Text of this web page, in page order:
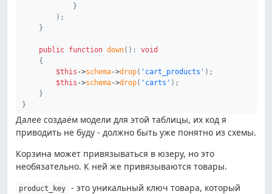
}
) ;
}
public function down( ) :
void
{
$this ->schema->drop( 'cart_products' ) ;
$this ->schema->drop( 'carts' ) ;
}
}
Далее создаём модели для этой таблицы, их код я
приводить не буду - должно быть уже понятно из схемы.
Корзина может привязываться в юзеру, но это
необязательно. К ней же привязываются товары.
product_key
- это уникальный ключ товара, который